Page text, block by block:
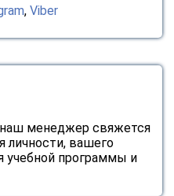
, Viber
наш менеджер свяжется
личности, вашего
учебной программы и